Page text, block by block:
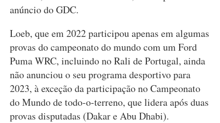
anúncio do GDC.
Loeb, que em 2022 participou apenas em algumas
provas do campeonato do mundo com um Ford
Puma WRC, incluindo no Rali de Portugal, ainda
não anunciou o seu programa desportivo para
2023, à exceção da participação no Campeonato
do Mundo de todo-o-terreno, que lidera após duas
provas disputadas (Dakar e Abu Dhabi).